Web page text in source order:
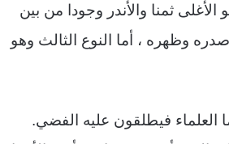
الأغلى ثمنا والأندر وجودا من بين
وظهره ، أما النوع الثالث وهو
العلماء فيطلقون عليه الفضي.